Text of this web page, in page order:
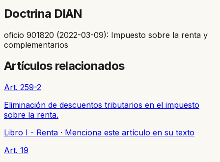
Doctrina DIAN
oficio 901820 (2022-03-09): Impuesto sobre la renta y
complementarios
Artículos relacionados
Art. 259-2
Eliminación de descuentos tributarios en el impuesto
sobre la renta.
Libro I - Renta · Menciona este artículo en su texto
Art. 19